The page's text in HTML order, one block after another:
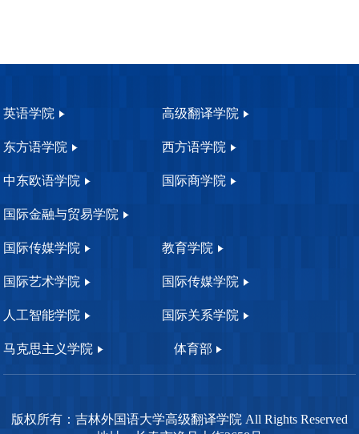
英语学院 高级翻译学院
东方语学院 西方语学院
中东欧语学院 国际商学院
国际金融与贸易学院
国际传媒学院 教育学院
国际艺术学院 国际传媒学院
人工智能学院 国际关系学院
马克思主义学院 体育部
版权所有：吉林外国语大学高级翻译学院 All Rights Reserved